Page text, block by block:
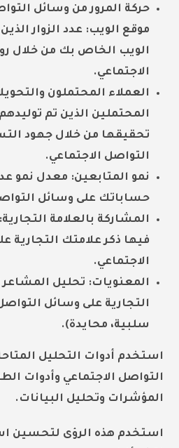
حركة المرور من وسائل
موقع الويب: عدد الزوار
الويب الخاص بك من خلال
الاجتماعي.
العملاء المحتملون
المحتملين الذين تم
تحقيقها من خلال جهود
التواصل الاجتماعي.
نمو المتابعين: معدل نمو
حساباتك على وسائل
المشاركة بالعلامة التجارية:
فيها ذكر علامتك التجارية
الاجتماعي.
المعنويات: تحليل المشاعر
التجارية على وسائل
سلبية، محايدة).
استخدم أدوات التحليل
التواصل الاجتماعي وأدوات
المؤشرات وتحليل البيانات.
استخدم هذه الرؤى لتحسين